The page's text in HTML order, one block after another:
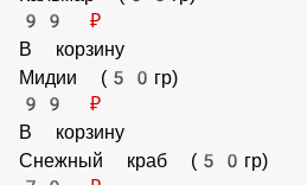
Добавить дополнительно к лапше
Лук жареный фри (10гр)
В корзину